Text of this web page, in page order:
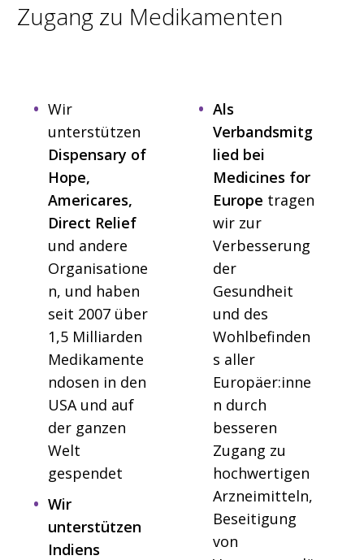
Zugang zu Medikamenten
Wir
unterstützen
Dispensary of
Hope,
Americares,
Direct Relief
und andere
Organisatione
n, und haben
seit 2007 über
1,5 Milliarden
Medikamente
ndosen in den
USA und auf
der ganzen
Welt
gespendet
Wir
unterstützen
Indiens
Als
Verbandsmitg
lied bei
Medicines for
Europe tragen
wir zur
Verbesserung
der
Gesundheit
und des
Wohlbefinden
s aller
Europäer:inne
n durch
besseren
Zugang zu
hochwertigen
Arzneimitteln,
Beseitigung
von